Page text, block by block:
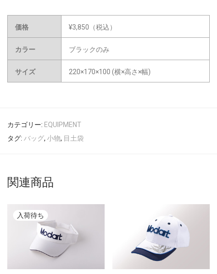
価格 ¥3,850（税込）
カラー ブラックのみ
サイズ 220×170×100 (横×高さ×幅)
カテゴリー: EQUIPMENT
タグ: バッグ, 小物, 目土袋
関連商品